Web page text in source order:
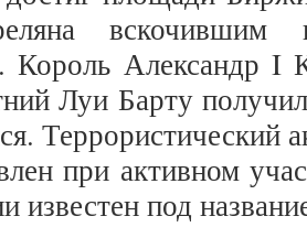
вскочившим
Король Александр I
Луи Барту
Террористический
при активном
известен под